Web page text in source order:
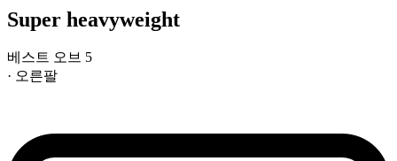
Super heavyweight
베스트 오브 5
· 오른팔